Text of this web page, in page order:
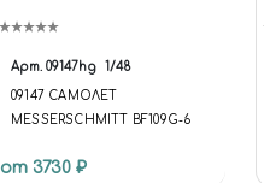
Арт. 09147hg 1/48
09147 САМОЛЕТ
MESSERSCHMITT BF109G-6
от 3730 ₽